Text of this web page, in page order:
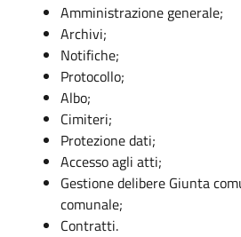
Amministrazione generale;
Archivi;
Notifiche;
Protocollo;
Albo;
Cimiteri;
Protezione dati;
Accesso agli atti;
Gestione delibere Giunta
comunale;
Contratti.